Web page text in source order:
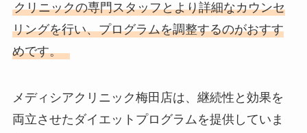
クリニックの専門スタッフとより詳細なカウンセ
リングを行い、プログラムを調整するのがおすす
めです。
メディシアクリニック梅田店は、継続性と効果を
両立させたダイエットプログラムを提供していま